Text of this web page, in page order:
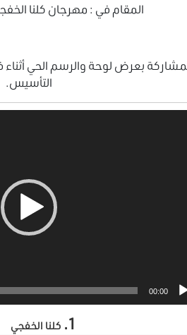
المقام في : مهرجان كلنا
بعرض لوحة والرسم الحي
التأسيس.
00:00
1. كلنا الخفجي